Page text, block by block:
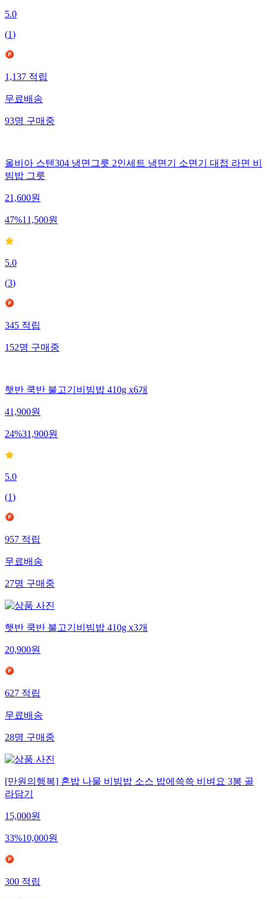
5.0
(1)
1,137적립
무료배송
93명구매중
올비아 스텐304 냉면그릇 2인세트 냉면기 소면기 대접 라면 비
빔밥 그릇
21,600원
47%11,500원
5.0
(3)
345적립
152명구매중
햇반 쿡반 불고기비빔밥 410g x6개
41,900원
24%31,900원
5.0
(1)
957적립
무료배송
27명구매중
햇반 쿡반 불고기비빔밥 410g x3개
20,900원
627적립
무료배송
28명구매중
[만원의행복] 혼밥 나물 비빔밥 소스 밥에쓱쓱 비벼요 3봉 골
라담기
15,000원
33%10,000원
300적립